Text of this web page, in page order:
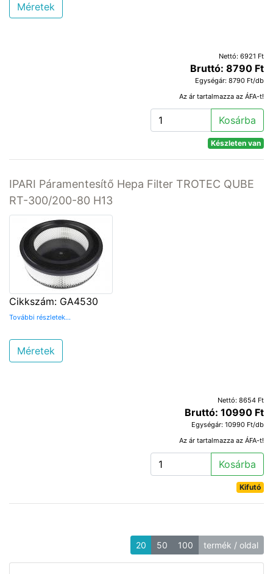
Méretek
Nettó: 6921 Ft
Bruttó: 8790 Ft
Egységár: 8790 Ft/db
Az ár tartalmazza az ÁFA-t!
Kosárba
Készleten van
IPARI Páramentesítő Hepa Filter TROTEC QUBE
RT-300/200-80 H13
Cikkszám: GA4530
További részletek...
Méretek
Nettó: 8654 Ft
Bruttó: 10990 Ft
Egységár: 10990 Ft/db
Az ár tartalmazza az ÁFA-t!
Kosárba
Kifutó
20 50 100 termék / oldal